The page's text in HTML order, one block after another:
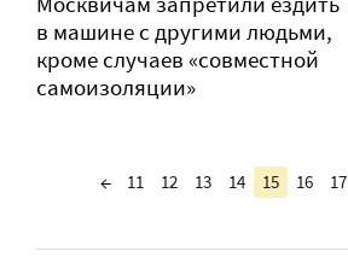
в машине с другими людьми,
кроме случаев «совместной
самоизоляции»
← 11 12 13 14 15 16 17